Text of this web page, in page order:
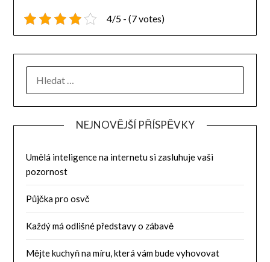
4/5 - (7 votes)
NEJNOVĚJŠÍ PŘÍSPĚVKY
Umělá inteligence na internetu si zasluhuje vaši
pozornost
Půjčka pro osvč
Každý má odlišné představy o zábavě
Mějte kuchyň na míru, která vám bude vyhovovat